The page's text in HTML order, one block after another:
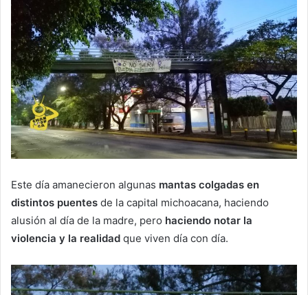
Este día amanecieron algunas mantas colgadas en
distintos puentes de la capital michoacana, haciendo
alusión al día de la madre, pero haciendo notar la
violencia y la realidad que viven día con día.